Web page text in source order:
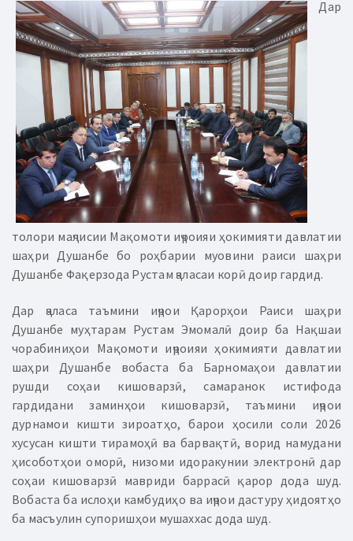
Дар
толори маҷлисии Мақомоти иҷроияи ҳокимияти давлатии
шаҳри Душанбе бо роҳбарии муовини раиси шаҳри
Душанбе Фақерзода Рустам ҷаласаи корӣ доир гардид.
Дар ҷаласа таъмини иҷрои Қарорҳои Раиси шаҳри
Душанбе муҳтарам Рустам Эмомалӣ доир ба Нақшаи
чорабиниҳои Мақомоти иҷроияи ҳокимияти давлатии
шаҳри Душанбе вобаста ба Барномаҳои давлатии
рушди соҳаи кишоварзӣ, самаранок истифода
гардидани заминҳои кишоварзӣ, таъмини иҷрои
дурнамои кишти зироатҳо, барои ҳосили соли 2026
хусусан кишти тирамоҳӣ ва барвақтӣ, ворид намудани
ҳисоботҳои оморӣ, низоми идоракунии электронӣ дар
соҳаи кишоварзӣ мавриди баррасӣ қарор дода шуд.
Вобаста ба ислоҳи камбудиҳо ва иҷрои дастуру ҳидоятҳо
ба масъулин супоришҳои мушаххас дода шуд.